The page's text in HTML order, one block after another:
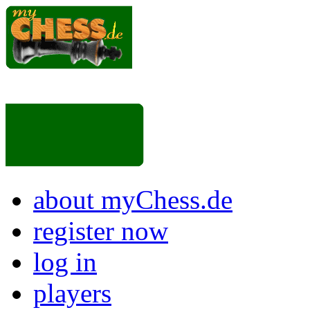
about myChess.de
register now
log in
players